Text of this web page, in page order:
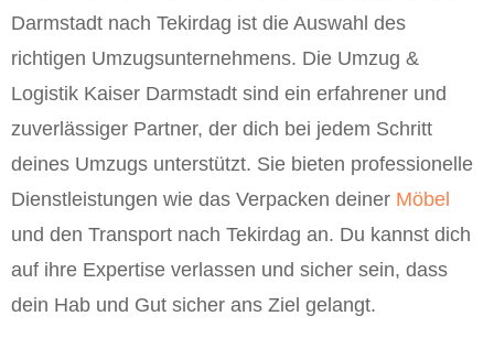
Darmstadt nach Tekirdag ist die Auswahl des
richtigen Umzugsunternehmens. Die Umzug &
Logistik Kaiser Darmstadt sind ein erfahrener und
zuverlässiger Partner, der dich bei jedem Schritt
deines Umzugs unterstützt. Sie bieten professionelle
Dienstleistungen wie das Verpacken deiner Möbel
und den Transport nach Tekirdag an. Du kannst dich
auf ihre Expertise verlassen und sicher sein, dass
dein Hab und Gut sicher ans Ziel gelangt.